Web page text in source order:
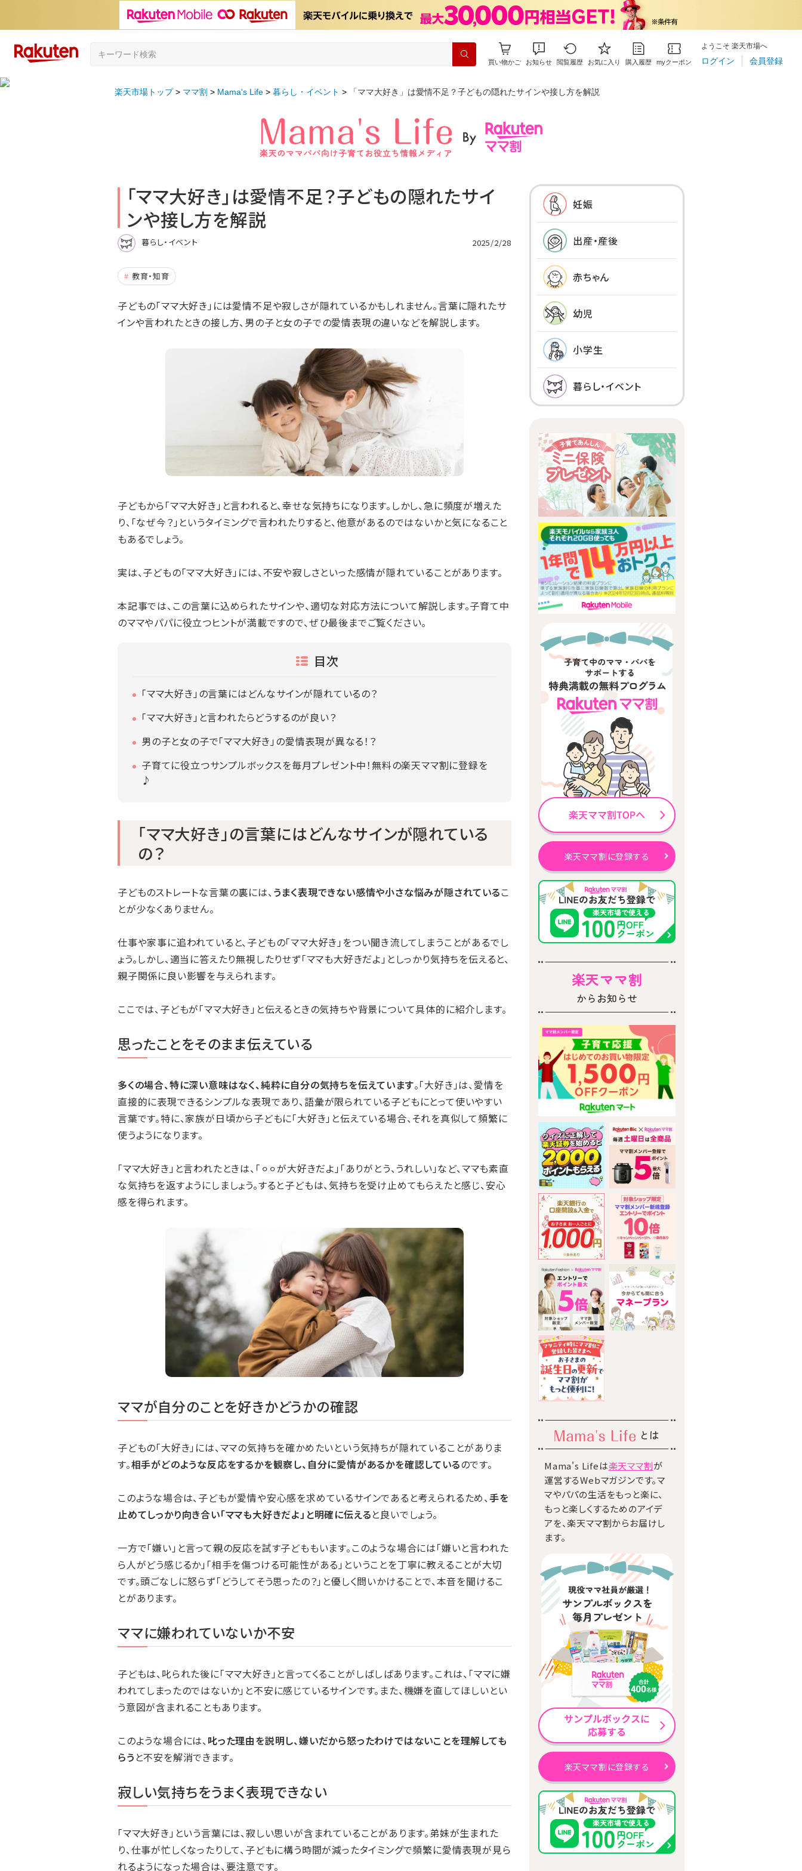
買い物かご お知らせ 閲覧履歴 お気に入り 購入履歴 myクーポン
ようこそ 楽天市場へ
ログイン 会員登録
楽天市場トップ ママ割 Mama's Life 暮らし・イベント 「ママ大好き」は愛情不足？子どもの隠れたサインや接し方を解説
「ママ大好き」は愛情不足？子どもの隠れたサイ
ンや接し方を解説
暮らし・イベント 2025/2/28
教育・知育
子どもの「ママ大好き」には愛情不足や寂しさが隠れているかもしれません。言葉に隠れたサ
インや言われたときの接し方、男の子と女の子での愛情表現の違いなどを解説します。
子どもから「ママ大好き」と言われると、幸せな気持ちになります。しかし、急に頻度が増えた
り、「なぜ今？」というタイミングで言われたりすると、他意があるのではないかと気になること
もあるでしょう。
実は、子どもの「ママ大好き」には、不安や寂しさといった感情が隠れていることがあります。
本記事では、この言葉に込められたサインや、適切な対応方法について解説します。子育て中
のママやパパに役立つヒントが満載ですので、ぜひ最後までご覧ください。
目次
「ママ大好き」の言葉にはどんなサインが隠れているの？
「ママ大好き」と言われたらどうするのが良い？
男の子と女の子で「ママ大好き」の愛情表現が異なる！？
子育てに役立つサンプルボックスを毎月プレゼント中！無料の楽天ママ割に登録を
♪
「ママ大好き」の言葉にはどんなサインが隠れている
の？
子どものストレートな言葉の裏には、うまく表現できない感情や小さな悩みが隠されているこ
とが少なくありません。
仕事や家事に追われていると、子どもの「ママ大好き」をつい聞き流してしまうことがあるでし
ょう。しかし、適当に答えたり無視したりせず「ママも大好きだよ」としっかり気持ちを伝えると、
親子関係に良い影響を与えられます。
ここでは、子どもが「ママ大好き」と伝えるときの気持ちや背景について具体的に紹介します。
思ったことをそのまま伝えている
多くの場合、特に深い意味はなく、純粋に自分の気持ちを伝えています。「大好き」は、愛情を
直接的に表現できるシンプルな表現であり、語彙が限られている子どもにとって使いやすい
言葉です。特に、家族が日頃から子どもに「大好き」と伝えている場合、それを真似して頻繁に
使うようになります。
「ママ大好き」と言われたときは、「⚪︎⚪︎が大好きだよ」「ありがとう、うれしい」など、ママも素直
な気持ちを返すようにしましょう。すると子どもは、気持ちを受け止めてもらえたと感じ、安心
感を得られます。
ママが自分のことを好きかどうかの確認
子どもの「大好き」には、ママの気持ちを確かめたいという気持ちが隠れていることがありま
す。相手がどのような反応をするかを観察し、自分に愛情があるかを確認しているのです。
このような場合は、子どもが愛情や安心感を求めているサインであると考えられるため、手を
止めてしっかり向き合い「ママも大好きだよ」と明確に伝えると良いでしょう。
一方で「嫌い」と言って親の反応を試す子どももいます。このような場合には「嫌いと言われた
ら人がどう感じるか」「相手を傷つける可能性がある」ということを丁寧に教えることが大切
です。頭ごなしに怒らず「どうしてそう思ったの？」と優しく問いかけることで、本音を聞けるこ
とがあります。
ママに嫌われていないか不安
子どもは、叱られた後に「ママ大好き」と言ってくることがしばしばあります。これは、「ママに嫌
われてしまったのではないか」と不安に感じているサインです。また、機嫌を直してほしいとい
う意図が含まれることもあります。
このような場合には、叱った理由を説明し、嫌いだから怒ったわけではないことを理解しても
らう と不安を解消できます。
寂しい気持ちをうまく表現できない
「ママ大好き」という言葉には、寂しい思いが含まれていることがあります。弟妹が生まれた
り、仕事が忙しくなったりして、子どもに構う時間が減ったタイミングで頻繁に愛情表現が見ら
れるようになった場合は、要注意です。
妊娠
出産・産後
赤ちゃん
幼児
小学生
暮らし・イベント
楽天ママ割に登録する
楽天ママ割
からお知らせ
とは
Mama's Lifeは楽天ママ割が
運営するWebマガジンです。マ
マやパパの生活をもっと楽に、
もっと楽しくするためのアイデ
アを、楽天ママ割からお届けし
ます。
楽天ママ割に登録する